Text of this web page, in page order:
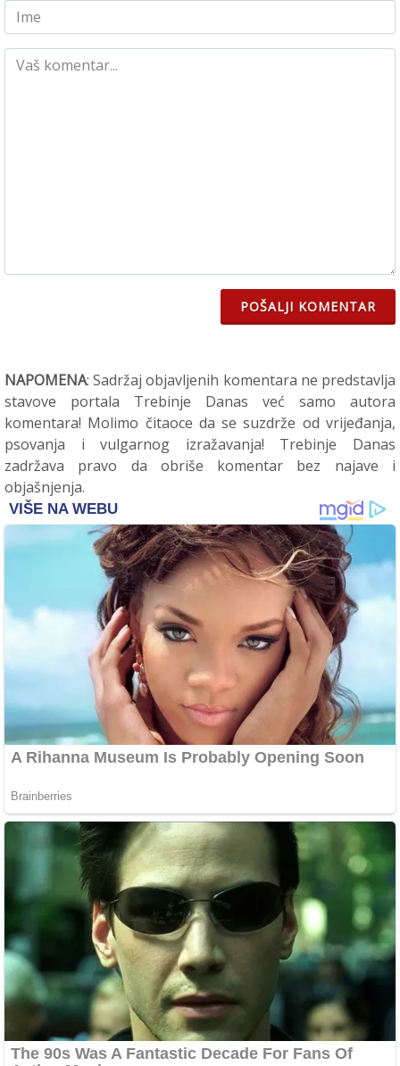
POŠALJI KOMENTAR
NAPOMENA: Sadržaj objavljenih komentara ne predstavlja
stavove portala Trebinje Danas već samo autora
komentara! Molimo čitaoce da se suzdrže od vrijeđanja,
psovanja i vulgarnog izražavanja! Trebinje Danas
zadržava pravo da obriše komentar bez najave i
objašnjenja.